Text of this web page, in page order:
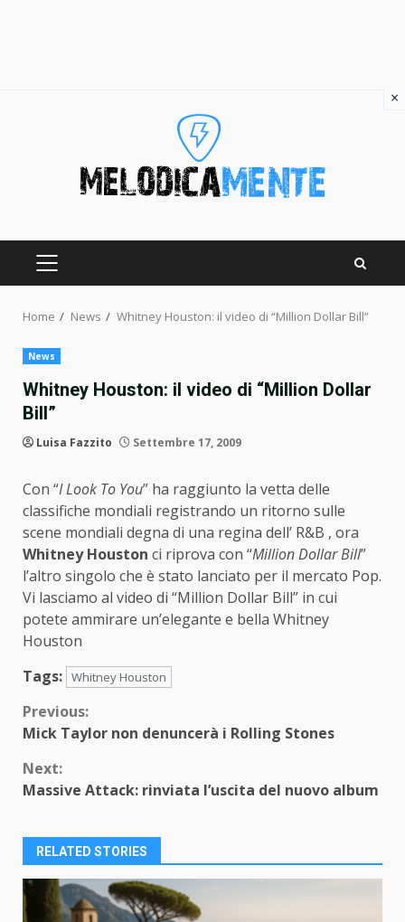
PRIMARY
Home News Whitney Houston: il video di “Million Dollar Bill”
News
Whitney Houston: il video di “Million Dollar
Bill”
Luisa Fazzito Settembre 17, 2009
Con “I Look To You” ha raggiunto la vetta delle
classifiche mondiali registrando un ritorno sulle
scene mondiali degna di una regina dell’ R&B , ora
Whitney Houston ci riprova con “Million Dollar Bill”
l’altro singolo che è stato lanciato per il mercato Pop.
Vi lasciamo al video di “Million Dollar Bill” in cui
potete ammirare un’elegante e bella Whitney
Houston
Tags: Whitney Houston
Continue
Reading
Previous:
Mick Taylor non denuncerà i Rolling Stones
Next:
Massive Attack: rinviata l’uscita del nuovo album
RELATED STORIES
×